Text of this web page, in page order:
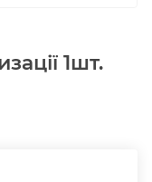
1шт.